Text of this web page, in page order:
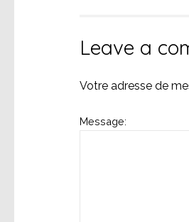
Leave a
Votre adresse de
Message: